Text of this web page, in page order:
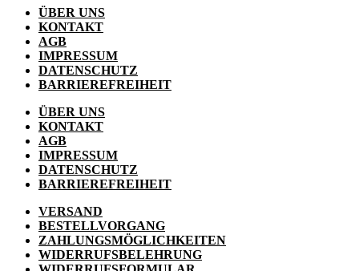
ÜBER UNS
KONTAKT
AGB
IMPRESSUM
DATENSCHUTZ
BARRIEREFREIHEIT
ÜBER UNS
KONTAKT
AGB
IMPRESSUM
DATENSCHUTZ
BARRIEREFREIHEIT
VERSAND
BESTELLVORGANG
ZAHLUNGSMÖGLICHKEITEN
WIDERRUFSBELEHRUNG